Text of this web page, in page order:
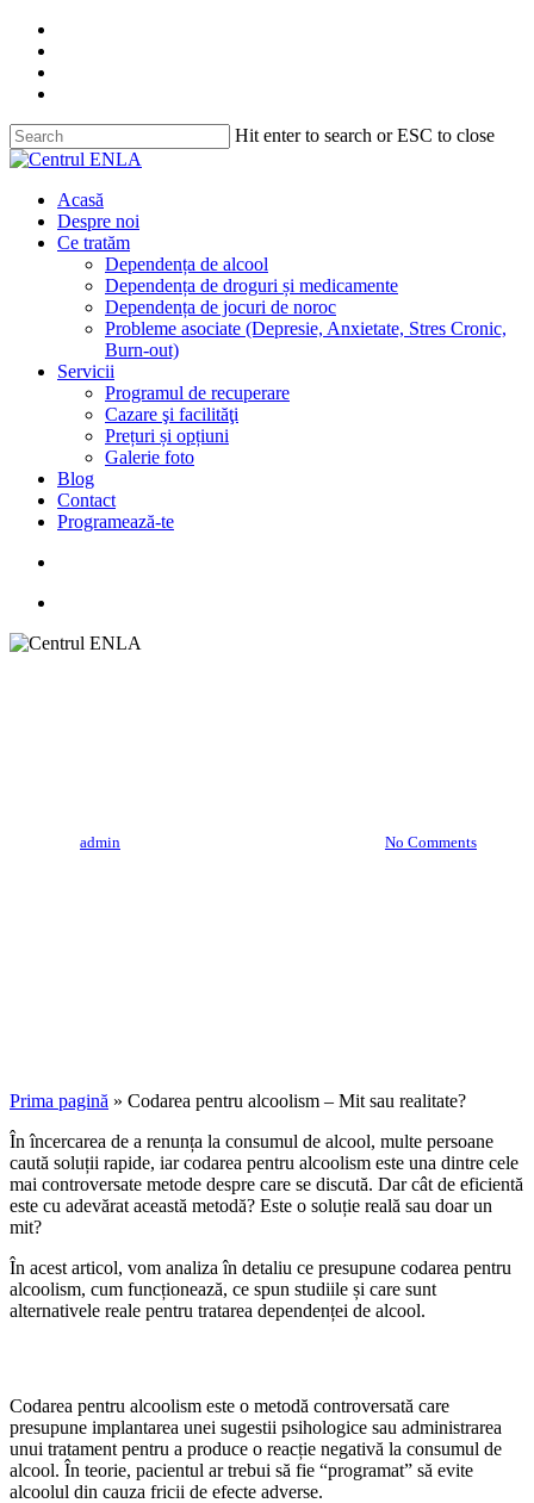
Skip
main
content
Hit enter to search or ESC to close
Close
search
Menu
Acasă
Despre noi
Ce tratăm
Dependența de alcool
Dependența de droguri și medicamente
Dependența de jocuri de noroc
Probleme asociate (Depresie, Anxietate, Stres Cronic,
Burn-out)
Servicii
Programul de recuperare
Cazare şi facilităţi
Prețuri și opțiuni
Galerie foto
Blog
Contact
Programează-te
admin No Comments
Prima pagină » Codarea pentru alcoolism – Mit sau realitate?
În încercarea de a renunța la consumul de alcool, multe persoane
caută soluții rapide, iar codarea pentru alcoolism este una dintre cele
mai controversate metode despre care se discută. Dar cât de eficientă
este cu adevărat această metodă? Este o soluție reală sau doar un
mit?
În acest articol, vom analiza în detaliu ce presupune codarea pentru
alcoolism, cum funcționează, ce spun studiile și care sunt
alternativele reale pentru tratarea dependenței de alcool.
Codarea pentru alcoolism este o metodă controversată care
presupune implantarea unei sugestii psihologice sau administrarea
unui tratament pentru a produce o reacție negativă la consumul de
alcool. În teorie, pacientul ar trebui să fie “programat” să evite
alcoolul din cauza fricii de efecte adverse.